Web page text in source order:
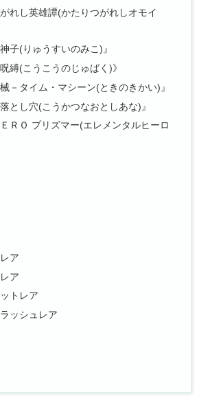
がれし英雄譚(かたりつがれしオモイ
神子(りゅうすいのみこ)』
呪縛(こうこうのじゅばく)》
械－タイム・マシーン(ときのきかい)』
落とし穴(こうかつなおとしあな)』
ＥＲＯ プリズマー(エレメンタルヒーロ
ア
ア
トレア
ッシュレア